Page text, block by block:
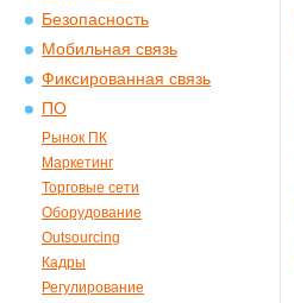
Безопасность
Мобильная связь
Фиксированная связь
ПО
Рынок ПК
Маркетинг
Торговые сети
Оборудование
Outsourcing
Кадры
Регулирование